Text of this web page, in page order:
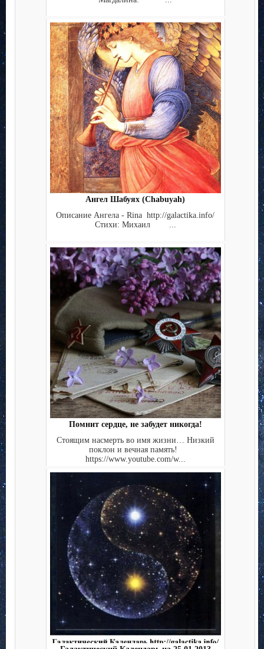
Ангел Шабуях (Chabuyah)
Описание Ангела - Rina http://galactika.info/
Стихи: Михаил ...
Помнит сердце, не забудет никогда!
Стоящим насмерть во имя жизни… Низкий
поклон и вечная память!
https://www.youtube.com/w...